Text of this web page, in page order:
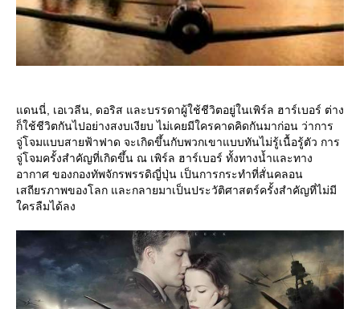
ดนนี่, เอเวลีน, ดอริส และบรรดาผู้ใช้ชีวิตอยู่ในเพิร์ล ฮาร์เบอร์ ต่าง
ก็ใช้ชีวิตกันไปอย่างสงบเงียบ ไม่เคยมีใครคาดคิดกันมาก่อน ว่าการ
จู่โจมแบบสายฟ้าฟาด จะเกิดขึ้นกับพวกเขาแบบทันไม่รู้เนื้อรู้ตัว การ
จู่โจมครั้งสำคัญที่เกิดขึ้น ณ เพิร์ล ฮาร์เบอร์ ทั้งทางน้ำและทาง
อากาศ ของกองทัพจักรพรรดิญี่ปุ่น เป็นการกระทำที่สั่นคลอน
เสถียรภาพของโลก และกลายมาเป็นประวัติศาสตร์ครั้งสำคัญที่ไม่มี
ครลืมได้ลง